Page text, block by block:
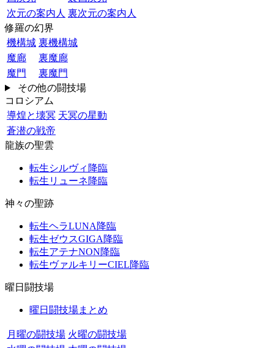
次元の案内人 裏次元の案内人
修羅の幻界
機構城 裏機構城
魔廊
裏魔廊
魔門
裏魔門
その他の闘技場
コロシアム
導煌と壊冥 天冥の星動
蒼潜の戦帝
龍族の聖雲
転生シルヴィ降臨
転生リューネ降臨
神々の聖跡
転生ヘラLUNA降臨
転生ゼウスGIGA降臨
転生アテナNON降臨
転生ヴァルキリーCIEL降臨
曜日闘技場
曜日闘技場まとめ
月曜の闘技場 火曜の闘技場